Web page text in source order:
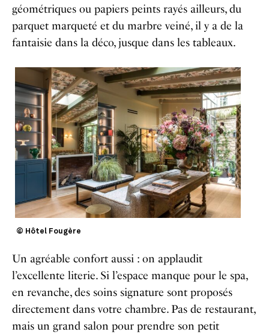
géométriques ou papiers peints rayés ailleurs, du
parquet marqueté et du marbre veiné, il y a de la
fantaisie dans la déco, jusque dans les tableaux.
© Hôtel Fougère
Un agréable confort aussi : on applaudit
l’excellente literie. Si l’espace manque pour le spa,
en revanche, des soins signature sont proposés
directement dans votre chambre. Pas de restaurant,
mais un grand salon pour prendre son petit